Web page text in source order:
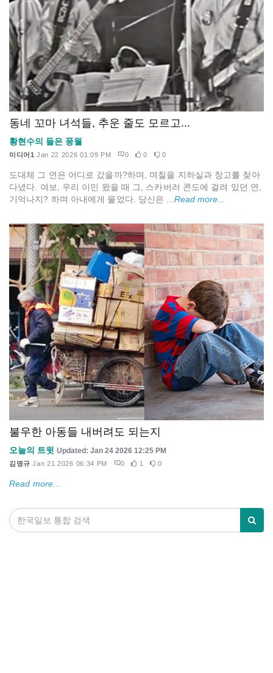
동네 꼬마 녀석들, 추운 줄도 모르고...
황현수의 들은 풍월
미디어1 Jan 22 2026 01:09 PM 0 0 0
도대체 그 연은 어디로 갔을까?하며, 며칠을 지하실과 창고를 찾아
다녔다. 여보, 우리 이민 왔을 때 그, 스카버러 콘도에 걸려 있던 연,
기억나지? 하며 아내에게 물었다. 당신은 ... Read more...
불우한 아동들 내버려도 되는지
오늘의 트윗 Updated: Jan 24 2026 12:25 PM
김명규 Jan 21 2026 06:34 PM 0 1 0
Read more...